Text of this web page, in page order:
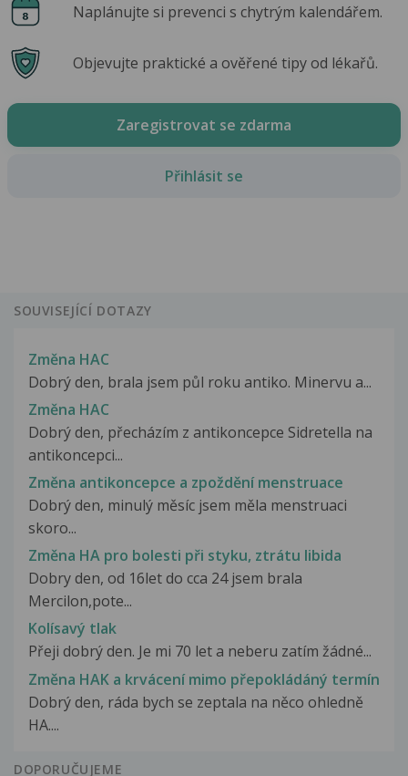
Naplánujte si prevenci s chytrým kalendářem.
Objevujte praktické a ověřené tipy od lékařů.
Zaregistrovat se zdarma
Přihlásit se
SOUVISEJÍCÍ DOTAZY
Změna HAC
Dobrý den, brala jsem půl roku antiko. Minervu a...
Změna HAC
Dobrý den, přecházím z antikoncepce Sidretella na
antikoncepci...
Změna antikoncepce a zpoždění menstruace
Dobrý den, minulý měsíc jsem měla menstruaci
skoro...
Změna HA pro bolesti při styku, ztrátu libida
Dobry den, od 16let do cca 24 jsem brala
Mercilon,pote...
Kolísavý tlak
Přeji dobrý den. Je mi 70 let a neberu zatím žádné...
Změna HAK a krvácení mimo přepokládáný termín
Dobrý den, ráda bych se zeptala na něco ohledně
HA....
DOPORUČUJEME